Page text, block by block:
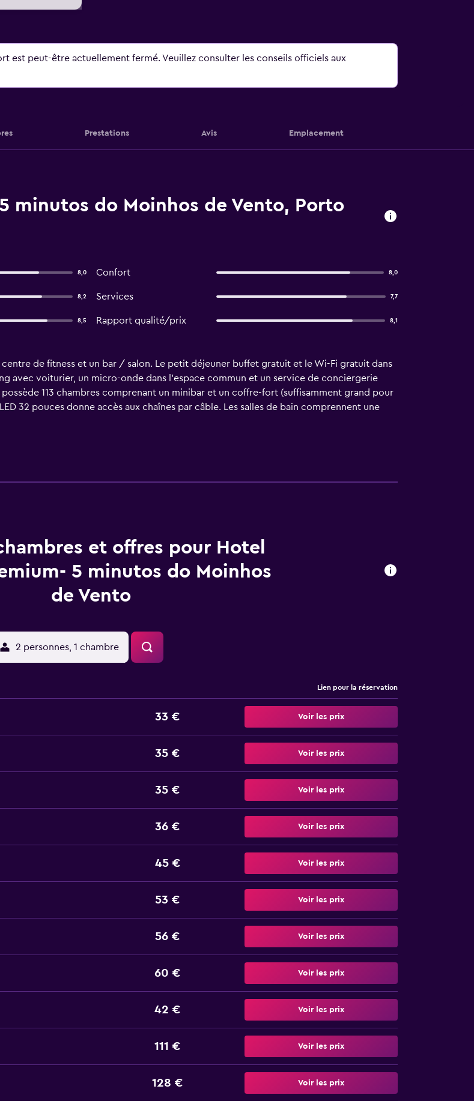
est peut-être actuellement fermé. Veuillez consulter les conseils officiels aux
Prestations Avis Emplacement
minutos do Moinhos de Vento, Porto
8,0 Confort 8,0
8,2 Services 7,7
8,5 Rapport qualité/prix 8,1
de fitness et un bar / salon. Le petit déjeuner buffet gratuit et le Wi-Fi gratuit dans
avec voiturier, un micro-onde dans l'espace commun et un service de conciergerie
113 chambres comprenant un minibar et un coffre-fort (suffisamment grand pour
32 pouces donne accès aux chaînes par câble. Les salles de bain comprennent une
», un bidet, des articles de toilette gratuits et un sèche-cheveux. Vous pourrez accéder
sans fil. Des bureaux et un téléphone sont également disponibles. Un service de
et offres pour Hotel
5 minutos do Moinhos
de Vento
2 personnes, 1 chambre
Lien pour la réservation
33 € Voir les prix
35 € Voir les prix
35 € Voir les prix
36 € Voir les prix
45 € Voir les prix
53 € Voir les prix
56 € Voir les prix
60 € Voir les prix
42 € Voir les prix
111 € Voir les prix
128 € Voir les prix